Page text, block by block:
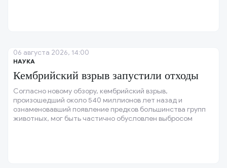
НАУКА
Кембрийский взрыв запустили отходы
Согласно новому обзору, кембрийский взрыв,
произошедший около 540 миллионов лет назад и
ознаменовавший появление предков большинства групп
животных, мог быть частично обусловлен выбросом
06 августа 2026, 14:00